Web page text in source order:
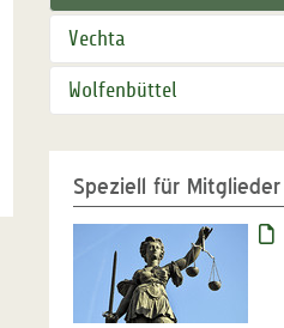
Vechta
Wolfenbüttel
Speziell für Mitglieder